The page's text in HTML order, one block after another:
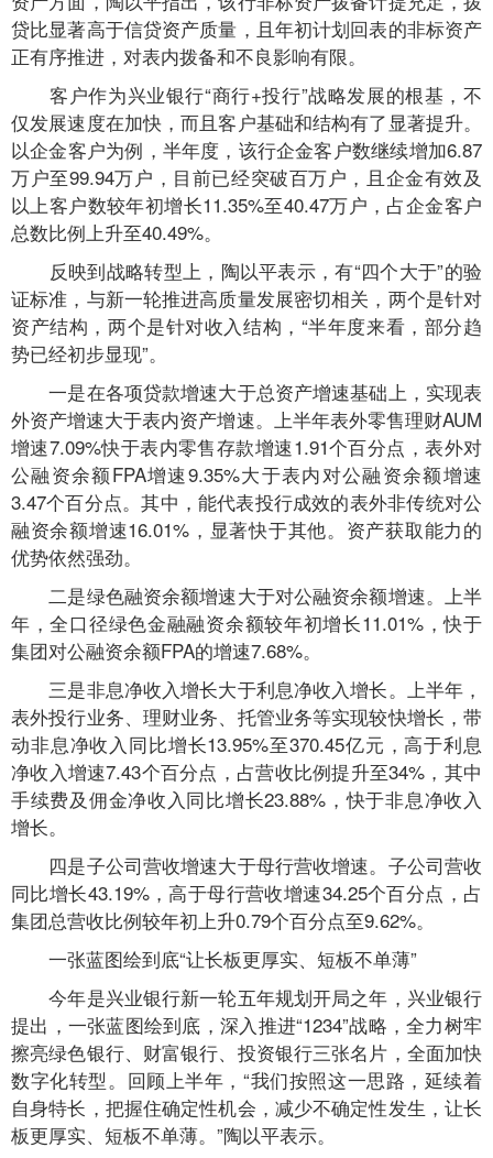
贷比显著高于信贷资产质量，且年初计划回表的非标资产
正有序推进，对表内拨备和不良影响有限。
客户作为兴业银行“商行+投行”战略发展的根基，不
仅发展速度在加快，而且客户基础和结构有了显著提升。
以企金客户为例，半年度，该行企金客户数继续增加6.87
万户至99.94万户，目前已经突破百万户，且企金有效及
以上客户数较年初增长11.35%至40.47万户，占企金客户
总数比例上升至40.49%。
反映到战略转型上，陶以平表示，有“四个大于”的验
证标准，与新一轮推进高质量发展密切相关，两个是针对
资产结构，两个是针对收入结构，“半年度来看，部分趋
势已经初步显现”。
一是在各项贷款增速大于总资产增速基础上，实现表
外资产增速大于表内资产增速。上半年表外零售理财AUM
增速7.09%快于表内零售存款增速1.91个百分点，表外对
公融资余额FPA增速9.35%大于表内对公融资余额增速
3.47个百分点。其中，能代表投行成效的表外非传统对公
融资余额增速16.01%，显著快于其他。资产获取能力的
优势依然强劲。
二是绿色融资余额增速大于对公融资余额增速。上半
年，全口径绿色金融融资余额较年初增长11.01%，快于
集团对公融资余额FPA的增速7.68%。
三是非息净收入增长大于利息净收入增长。上半年，
表外投行业务、理财业务、托管业务等实现较快增长，带
动非息净收入同比增长13.95%至370.45亿元，高于利息
净收入增速7.43个百分点，占营收比例提升至34%，其中
手续费及佣金净收入同比增长23.88%，快于非息净收入
增长。
四是子公司营收增速大于母行营收增速。子公司营收
同比增长43.19%，高于母行营收增速34.25个百分点，占
集团总营收比例较年初上升0.79个百分点至9.62%。
一张蓝图绘到底“让长板更厚实、短板不单薄”
今年是兴业银行新一轮五年规划开局之年，兴业银行
提出，一张蓝图绘到底，深入推进“1234”战略，全力树牢
擦亮绿色银行、财富银行、投资银行三张名片，全面加快
数字化转型。回顾上半年，“我们按照这一思路，延续着
自身特长，把握住确定性机会，减少不确定性发生，让长
板更厚实、短板不单薄。”陶以平表示。